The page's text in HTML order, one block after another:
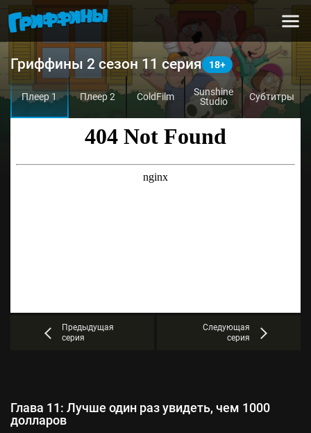
Гриффины 2 сезон 11 серия
Плеер 1 Плеер 2 ColdFilm
Sunshine
Studio
Субтитры
Предыдущая
серия
Следующая
серия
Глава 11: Лучше один раз увидеть, чем 1000
долларов